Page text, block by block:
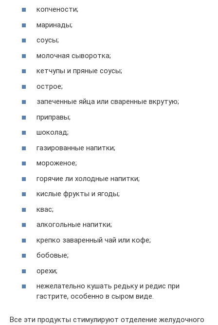
копчености;
маринады;
соусы;
молочная сыворотка;
кетчупы и пряные соусы;
острое;
запеченные яйца или сваренные вкрутую;
приправы;
шоколад;
газированные напитки;
мороженое;
горячие ли холодные напитки;
кислые фрукты и ягоды;
квас;
алкогольные напитки;
крепко заваренный чай или кофе;
бобовые;
орехи;
нежелательно кушать редьку и редис при
гастрите, особенно в сыром виде.
Все эти продукты стимулируют отделение желудочного